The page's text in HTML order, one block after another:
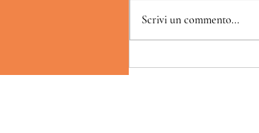
Scrivi un commento...